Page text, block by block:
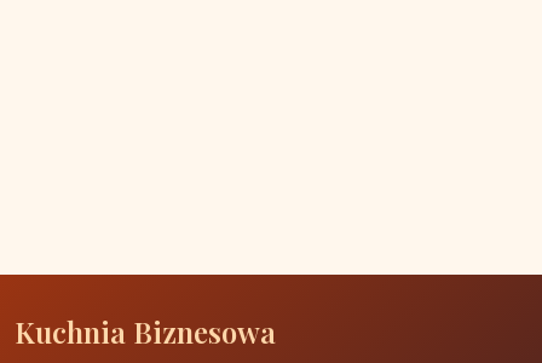
Kuchnia Biznesowa